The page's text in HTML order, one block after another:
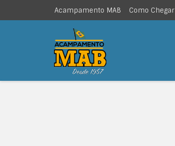
Acampamento MAB Como Chegar